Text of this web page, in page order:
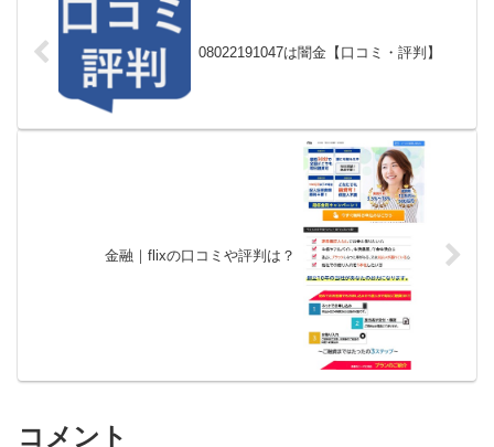
08022191047は闇金【口コミ・評判】
金融｜flixの口コミや評判は？
コメント